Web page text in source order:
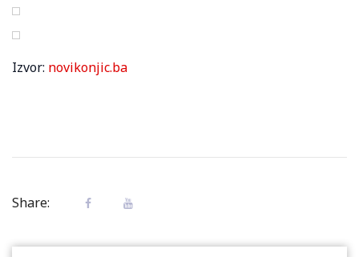
Izvor: novikonjic.ba
Share: